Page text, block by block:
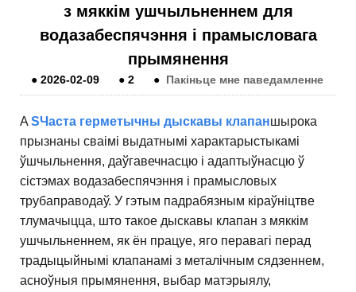
з мяккім ушчыльненнем для
водазабеспячэння і прамысловага
прымянення
●2026-02-09 ●2 ● Пакіньце мне паведамленне
A SЧаста герметычны дыскавы клапаншырока
прызнаны сваімі выдатнымі характарыстыкамі
ўшчыльнення, даўгавечнасцю і адаптыўнасцю ў
сістэмах водазабеспячэння і прамысловых
трубаправодаў. У гэтым падрабязным кіраўніцтве
тлумачыцца, што такое дыскавы клапан з мяккім
ушчыльненнем, як ён працуе, яго перавагі перад
традыцыйнымі клапанамі з металічным сядзеннем,
асноўныя прымянення, выбар матэрыялу,